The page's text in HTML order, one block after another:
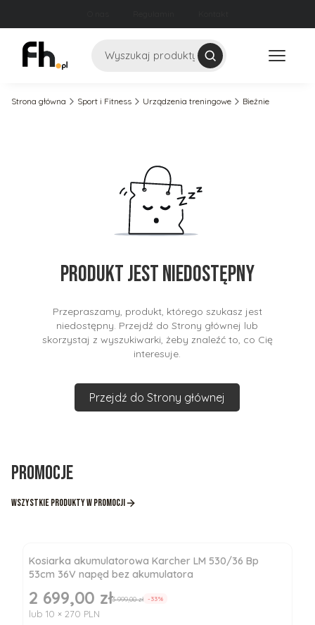
Szukaj
Strona główna Sport i Fitness Urządzenia treningowe Bieżnie
Produkt jest niedostępny
Przepraszamy, produkt, którego szukasz jest
niedostępny. Przejdź do Strony głównej lub
skorzystaj z wyszukiwarki, żeby znaleźć to, co Cię
interesuje.
Przejdź do Strony głównej
Promocje
Wszystkie produkty w promocji
Kosiarka akumulatorowa Karcher LM 530/36 Bp
53cm 36V napęd bez akumulatora
Cena promocyjna
2 699,00 zł3 999,00 zł -33%
lub 10 × 270 PLN